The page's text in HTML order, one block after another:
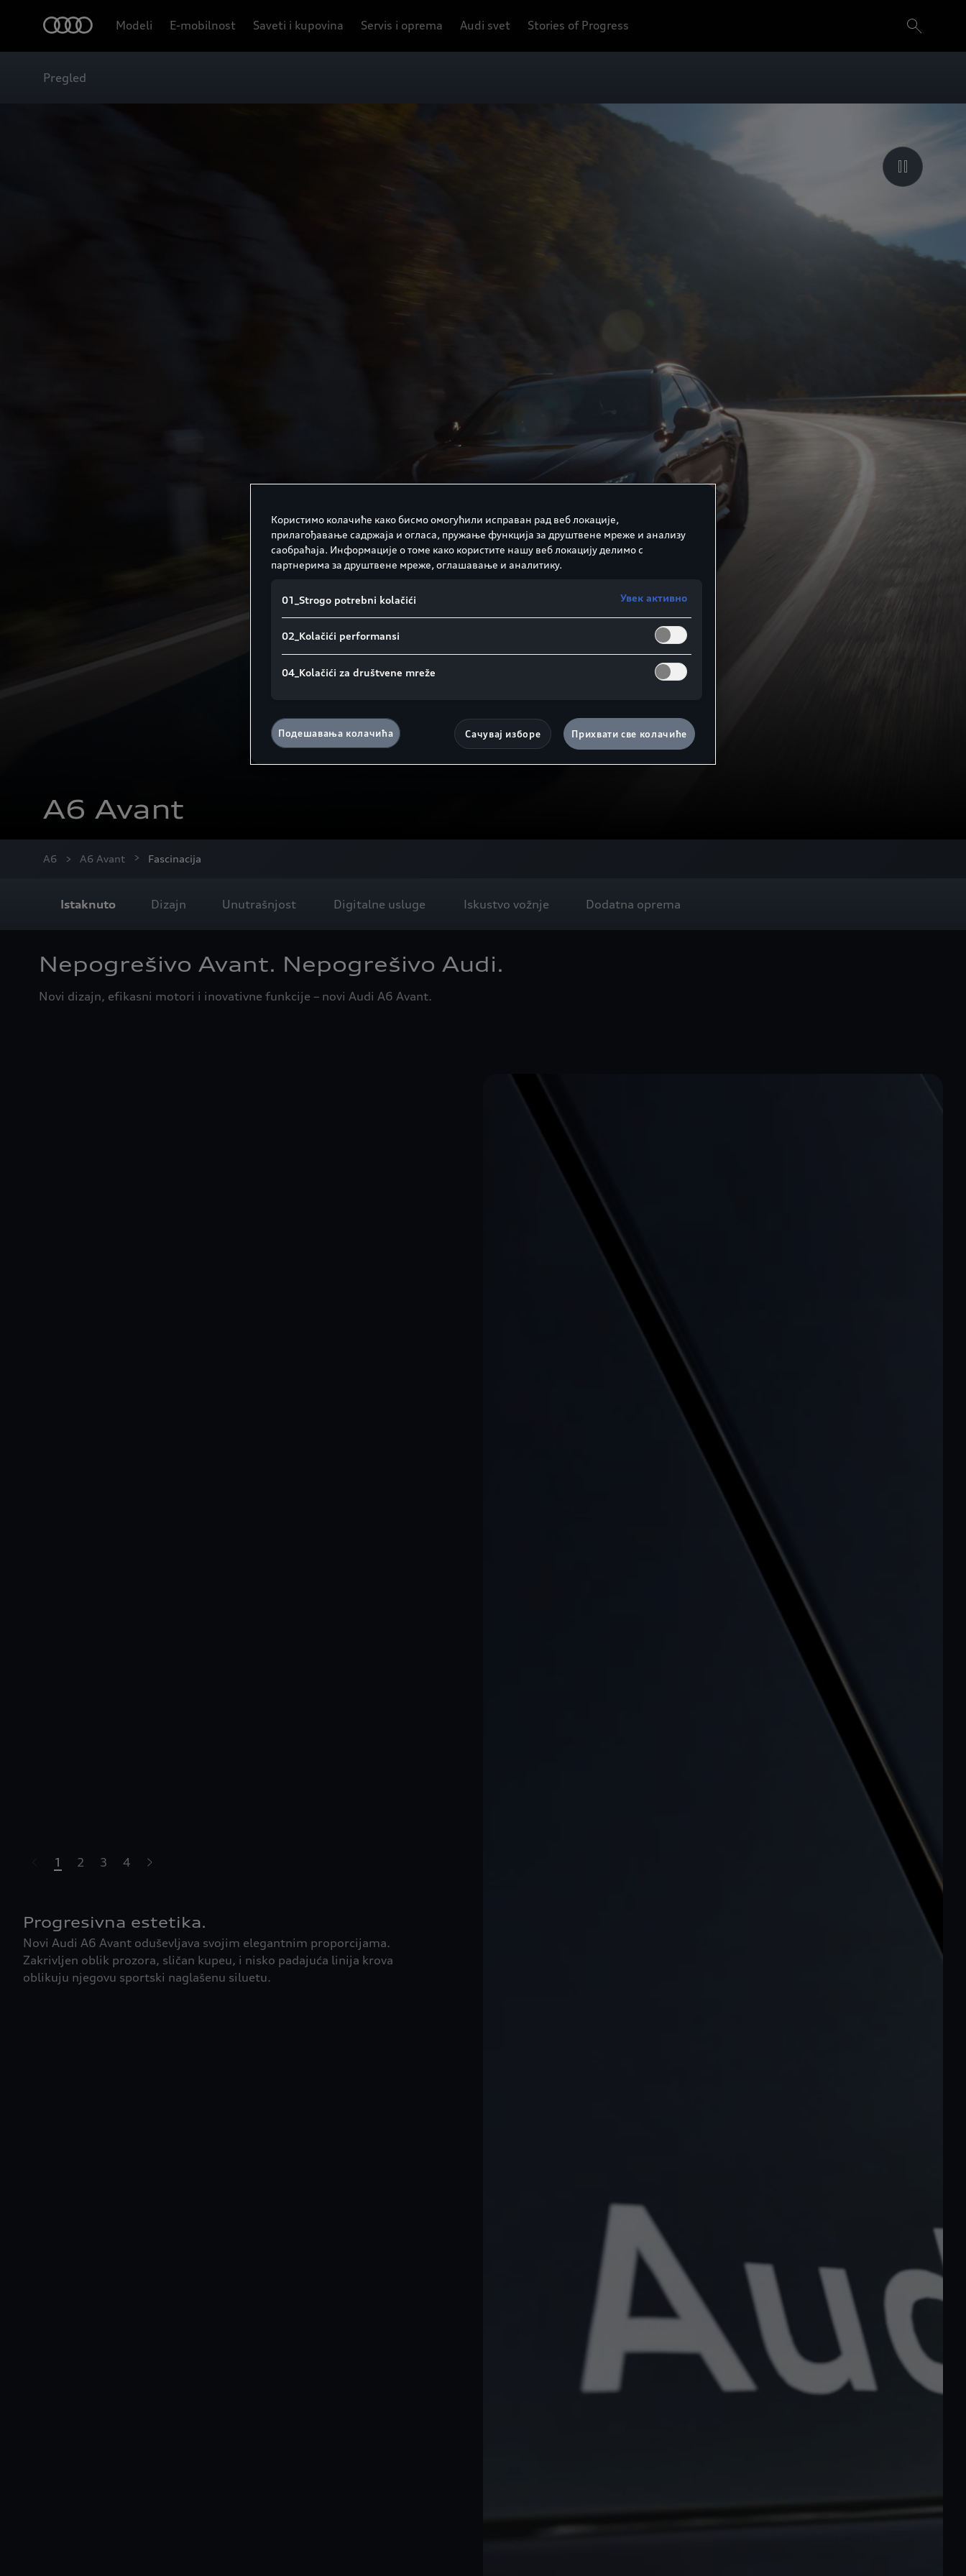
Modeli E-mobilnost Saveti i kupovina Servis i oprema Audi svet Stories of Progress
Pregled
A6 Avant
A6 A6 Avant Fascinacija
Istaknuto Dizajn Unutrašnjost Digitalne usluge Iskustvo vožnje Dodatna oprema
Nepogrešivo Avant. Nepogrešivo Audi.
Novi dizajn, efikasni motori i inovativne funkcije – novi Audi A6 Avant.
1 2 3 4
Progresivna estetika.
Novi Audi A6 Avant oduševljava svojim elegantnim proporcijama.
Zakrivljen oblik prozora, sličan kupeu, i nisko padajuća linija krova
oblikuju njegovu sportski naglašenu siluetu.
Користимо колачиће како бисмо омогућили исправан рад веб локације,
прилагођавање садржаја и огласа, пружање функција за друштвене мреже и анализу
саобраћаја. Информације о томе како користите нашу веб локацију делимо с
партнерима за друштвене мреже, оглашавање и аналитику.
01_Strogo potrebni kolačići Увек активно
02_Kolačići performansi
04_Kolačići za društvene mreže
Подешавања колачића Сачувај изборе Прихвати све колачиће